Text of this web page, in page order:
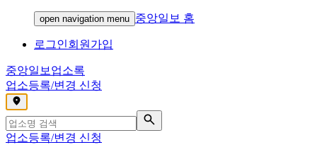
open navigation menu 중앙일보 홈
로그인회원가입
중앙일보 업소록
업소등록/변경 신청
,
업소등록/변경 신청